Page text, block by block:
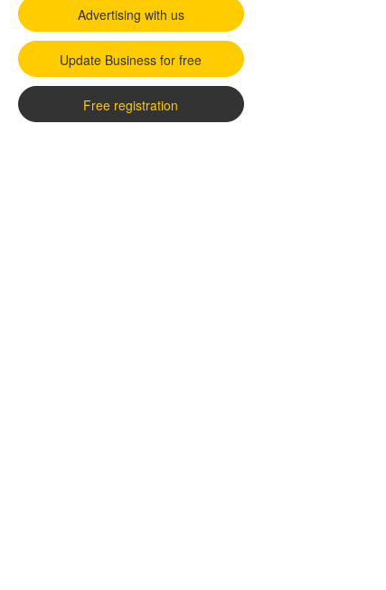
Advertising with us
Update Business for free
Free registration